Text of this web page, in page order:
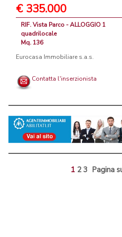
€ 335.000
RIF. Vista Parco - ALLOGGIO 1
quadrilocale
Mq. 136
Eurocasa Immobiliare s.a.s.
Contatta l'inserzionista
1 2 3 Pagina